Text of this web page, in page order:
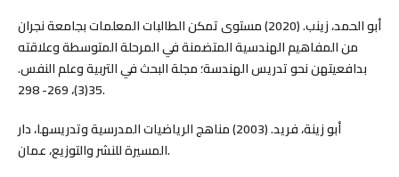
أبو الحمد، زينب. (2020) مستوى تمكن الطالبات المعلمات بجامعة نجران
من المفاهيم الهندسية المتضمنة في المرحلة المتوسطة وعلاقته
بدافعيتهن نحو تدريس الهندسة؛ مجلة البحث في التربية وعلم النفس.
35(3)، 269- 298.
أبو زينة، فريد. (2003) مناهج الرياضيات المدرسية وتدريسها، دار
المسيرة للنشر والتوزيع، عمان.